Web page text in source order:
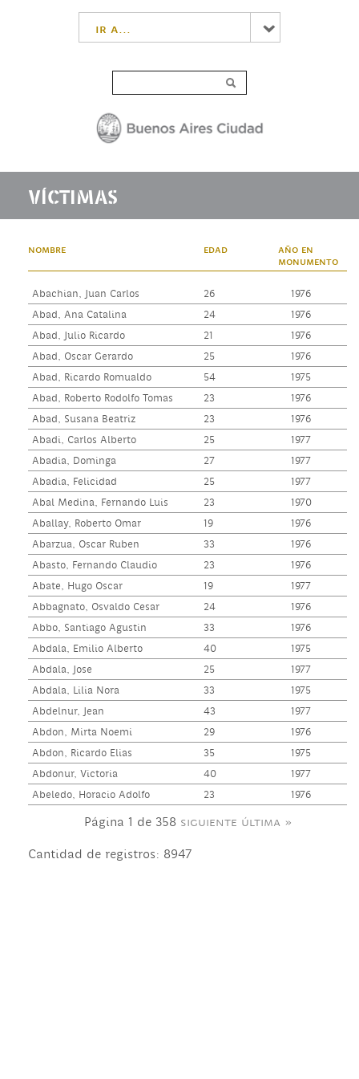
ir a...
VÍCTIMAS
nombre edad
año en
monumento
Abachian, Juan Carlos 26
1976
Abad, Ana Catalina
24
1976
Abad, Julio Ricardo
21
1976
Abad, Oscar Gerardo
25
1976
Abad, Ricardo Romualdo
54
1975
Abad, Roberto Rodolfo Tomas
23
1976
Abad, Susana Beatriz
23
1976
Abadi, Carlos Alberto
25
1977
Abadia, Dominga
27
1977
Abadia, Felicidad
25
1977
Abal Medina, Fernando Luis
23
1970
Aballay, Roberto Omar
19
1976
Abarzua, Oscar Ruben
33
1976
Abasto, Fernando Claudio
23
1976
Abate, Hugo Oscar
19
1977
Abbagnato, Osvaldo Cesar
24
1976
Abbo, Santiago Agustin
33
1976
Abdala, Emilio Alberto
40
1975
Abdala, Jose
25
1977
Abdala, Lilia Nora
33
1975
Abdelnur, Jean
43
1977
Abdon, Mirta Noemi
29
1976
Abdon, Ricardo Elias
35
1975
Abdonur, Victoria
40
1977
Abeledo, Horacio Adolfo
23 1976
Página 1 de 358 siguiente última »
Cantidad de registros: 8947